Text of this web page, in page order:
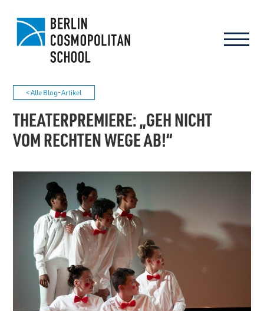
< Alle Blog-Artikel
THEATERPREMIERE: „GEH NICHT
VOM RECHTEN WEGE AB!“